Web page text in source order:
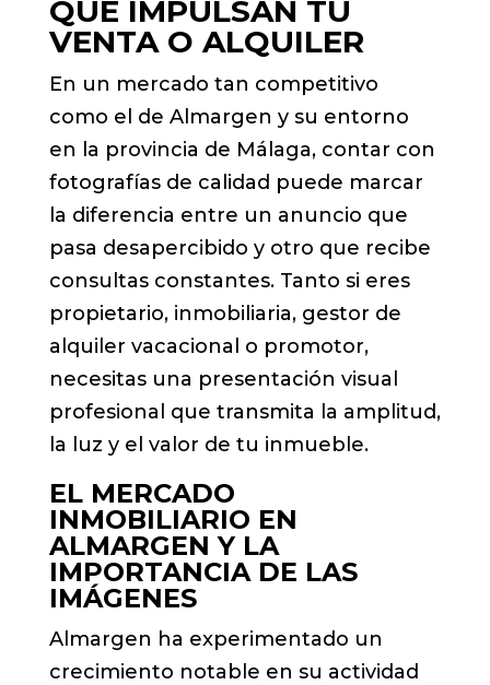
QUE IMPULSAN TU
VENTA O ALQUILER
En un mercado tan competitivo
como el de Almargen y su entorno
en la provincia de Málaga, contar con
fotografías de calidad puede marcar
la diferencia entre un anuncio que
pasa desapercibido y otro que recibe
consultas constantes. Tanto si eres
propietario, inmobiliaria, gestor de
alquiler vacacional o promotor,
necesitas una presentación visual
profesional que transmita la amplitud,
la luz y el valor de tu inmueble.
EL MERCADO
INMOBILIARIO EN
ALMARGEN Y LA
IMPORTANCIA DE LAS
IMÁGENES
Almargen ha experimentado un
crecimiento notable en su actividad